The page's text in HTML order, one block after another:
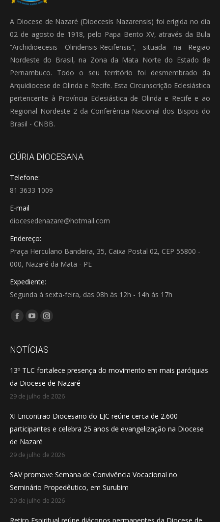
A Diocese de Nazaré (Dioecesis Nazarensis) foi erigida no dia
02 de agosto de 1918, pelo Papa Bento XV, através da Bula
“Archidioecesis Olindensis-Recifensis”, situada na Região
Nordeste do Brasil, na Zona da Mata Norte do Estado de
Pernambuco. Todo o seu território foi desmembrado da
Arquidiocese de Olinda e Recife. Esta Circunscrição Eclesiástica
pertencente à Província Eclesiástica de Olinda e Recife e ao
Regional Nordeste 2 da Conferência Nacional dos Bispos do
Brasil - CNBB.
CÚRIA DIOCESANA
Telefone:
81 3633 1009
E-mail
diocesedenazare@hotmail.com
Endereço:
Praça Herculano Bandeira, 35, Caixa Postal 02, CEP 55800 -
000, Nazaré da Mata - PE
Expediente:
Segunda à sexta-feira, das 08h às 12h - 14h às 17h
Encontre-nos em:
Facebook
opens
new
window
YouTube
opens
new
window
Instagram
opens
new
window
NOTÍCIAS
13º TLC fortalece presença do movimento em mais paróquias
da Diocese de Nazaré
29 de julho de 2026
XI Encontrão Diocesano do EJC reúne cerca de 2.600
participantes e celebra 25 anos de evangelização na Diocese
de Nazaré
29 de julho de 2026
SAV promove Semana de Convivência Vocacional no
Seminário Propedêutico, em Surubim
29 de julho de 2026